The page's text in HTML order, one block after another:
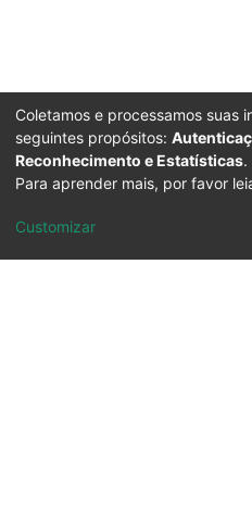
Coletamos e processamos suas
seguintes propósitos:
Reconhecimento e Estatísticas.
Para aprender mais, por favor
Customizar